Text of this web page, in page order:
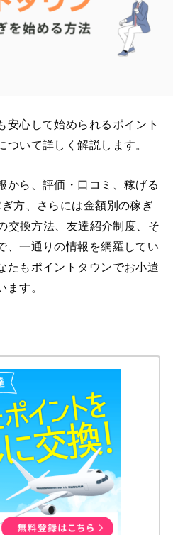
安心して始められるポイント
いて詳しく解説します。
から、評価・口コミ、稼げる
方、さらには金額別の稼ぎ
交換方法、友達紹介制度、そ
、一通りの情報を網羅してい
たもポイントタウンでお小遣
す。